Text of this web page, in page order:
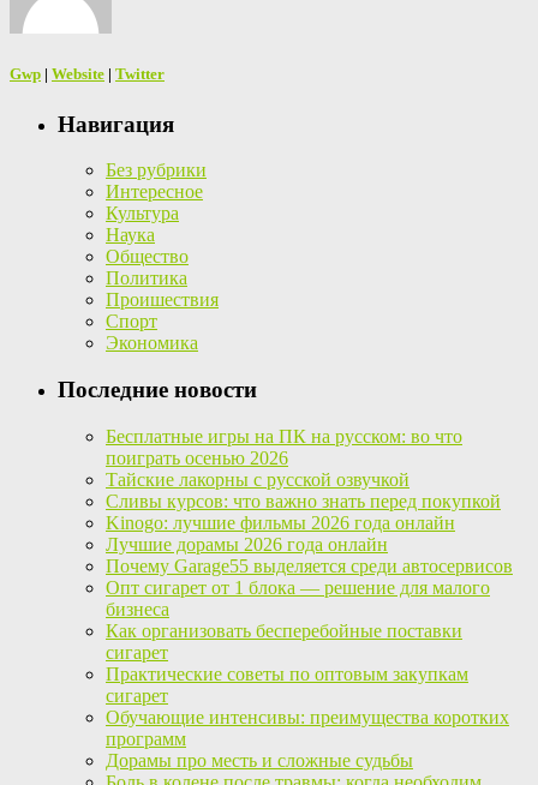
Gwp | Website | Twitter
Навигация
Без рубрики
Интересное
Культура
Наука
Общество
Политика
Проишествия
Спорт
Экономика
Последние новости
Бесплатные игры на ПК на русском: во что
поиграть осенью 2026
Тайские лакорны с русской озвучкой
Сливы курсов: что важно знать перед покупкой
Kinogo: лучшие фильмы 2026 года онлайн
Лучшие дорамы 2026 года онлайн
Почему Garage55 выделяется среди автосервисов
Опт сигарет от 1 блока — решение для малого
бизнеса
Как организовать бесперебойные поставки
сигарет
Практические советы по оптовым закупкам
сигарет
Обучающие интенсивы: преимущества коротких
программ
Дорамы про месть и сложные судьбы